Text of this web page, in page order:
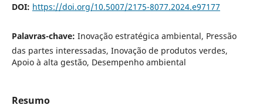
DOI: https://doi.org/10.5007/2175-8077.2024.e97177
Palavras-chave: Inovação estratégica ambiental, Pressão
das partes interessadas, Inovação de produtos verdes,
Apoio à alta gestão, Desempenho ambiental
Resumo